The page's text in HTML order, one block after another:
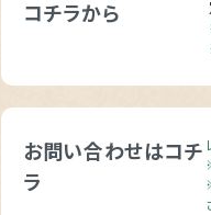
コチラから
お問い合わせはコチ
ラ